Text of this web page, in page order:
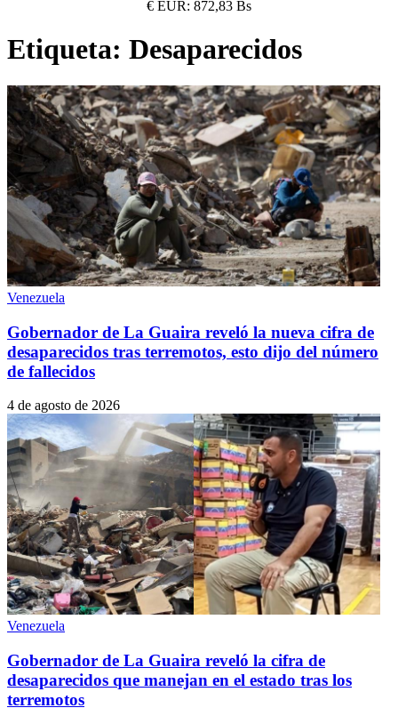
€ EUR: 872,83 Bs
Etiqueta: Desaparecidos
Venezuela
Gobernador de La Guaira reveló la nueva cifra de
desaparecidos tras terremotos, esto dijo del número
de fallecidos
4 de agosto de 2026
Venezuela
Gobernador de La Guaira reveló la cifra de
desaparecidos que manejan en el estado tras los
terremotos